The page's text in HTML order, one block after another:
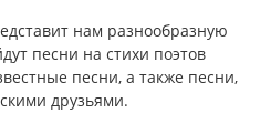
нам разнообразную
песни на стихи поэтов
песни, а также песни,
друзьями.